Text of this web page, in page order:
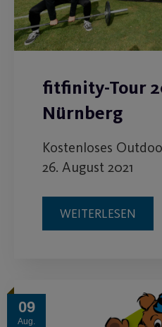
fitfinity-Tour
Nürnberg
Kostenloses
26. August 2021
WEITERLESEN
09
Aug.